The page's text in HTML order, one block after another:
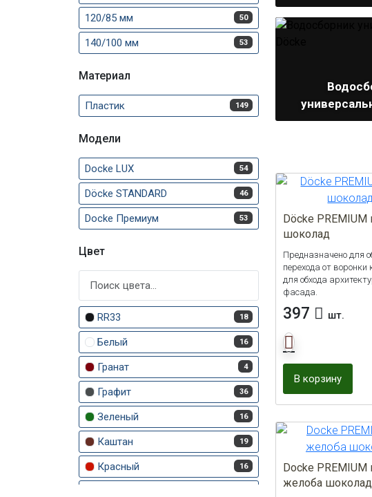
120/85 мм 50
140/100 мм 53
Материал
Пластик 149
Модели
Docke LUX 54
Döcke STANDARD 46
Docke Премиум 53
Цвет
RR33 18
Белый 16
Гранат 4
Графит 36
Зеленый 16
Каштан 19
Красный 16
Döcke PREMIUM
шоколад
Предназначено для
перехода от воронки
для обхода
фасада.
397 шт.
В корзину
Docke PREMIUM
желоба шоколад